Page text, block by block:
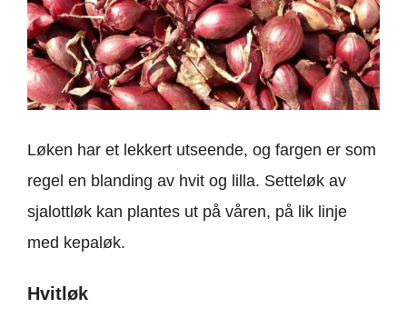
Løken har et lekkert utseende, og fargen er som
regel en blanding av hvit og lilla. Setteløk av
sjalottløk kan plantes ut på våren, på lik linje
med kepaløk.
Hvitløk